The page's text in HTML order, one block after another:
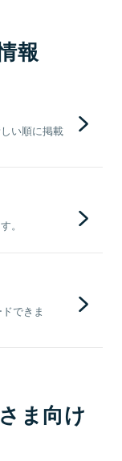
報
い順に掲載
。
できま
ま向け